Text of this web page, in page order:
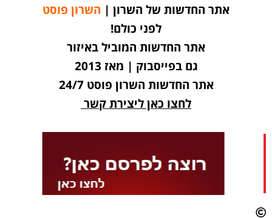
אתר החדשות של השרון | השרון פוסט
לפני כולם!
אתר החדשות המוביל באיזור
גם בפייסבוק | מאז 2013
אתר החדשות השרון פוסט 24/7
לחצו כאן ליצירת קשר